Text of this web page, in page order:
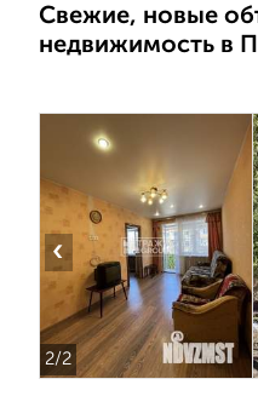
Свежие, новые
недвижимость в
2/2
‹